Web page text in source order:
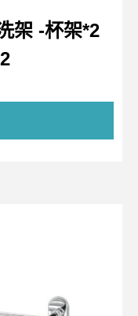
架 -杯架*2